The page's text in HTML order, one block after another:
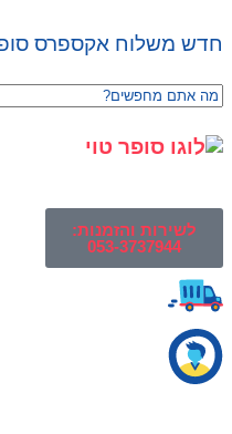
חדש משלוח אקספרס
לשירות והזמנות:
053-3737944